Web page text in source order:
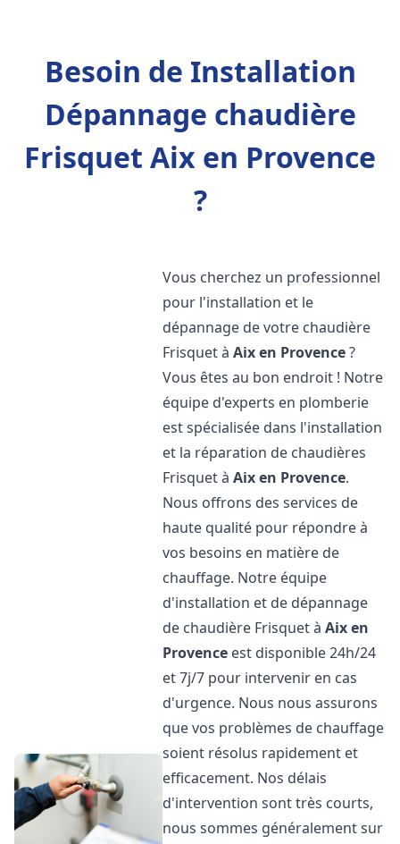
Besoin de Installation
Dépannage chaudière
Frisquet Aix en Provence
?
Vous cherchez un professionnel
pour l'installation et le
dépannage de votre chaudière
Frisquet àAix en Provence?
Vous êtes au bon endroit ! Notre
équipe d'experts en plomberie
est spécialisée dans l'installation
et la réparation de chaudières
Frisquet àAix en Provence.
Nous offrons des services de
haute qualité pour répondre à
vos besoins en matière de
chauffage. Notre équipe
d'installation et de dépannage
de chaudière Frisquet àAix en
Provence est disponible 24h/24
et 7j/7 pour intervenir en cas
d'urgence. Nous nous assurons
que vos problèmes de chauffage
soient résolus rapidement et
efficacement. Nos délais
d'intervention sont très courts,
nous sommes généralement sur